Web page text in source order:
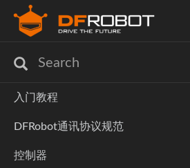
入门教程
DFRobot通讯协议规范
控制器